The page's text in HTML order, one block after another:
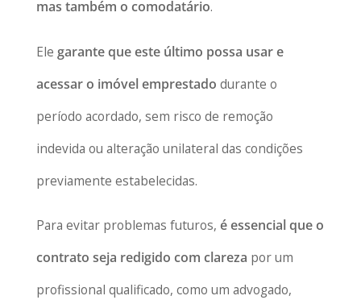
mas também o comodatário.
Ele garante que este último possa usar e
acessar o imóvel emprestado durante o
período acordado, sem risco de remoção
indevida ou alteração unilateral das condições
previamente estabelecidas.
Para evitar problemas futuros, é essencial que o
contrato seja redigido com clareza por um
profissional qualificado, como um advogado,